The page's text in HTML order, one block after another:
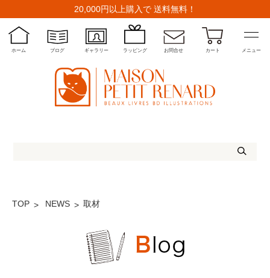
20,000円以上購入で 送料無料！
ホーム ブログ ギャラリー ラッピング お問合せ カート メニュー
TOP NEWS 取材